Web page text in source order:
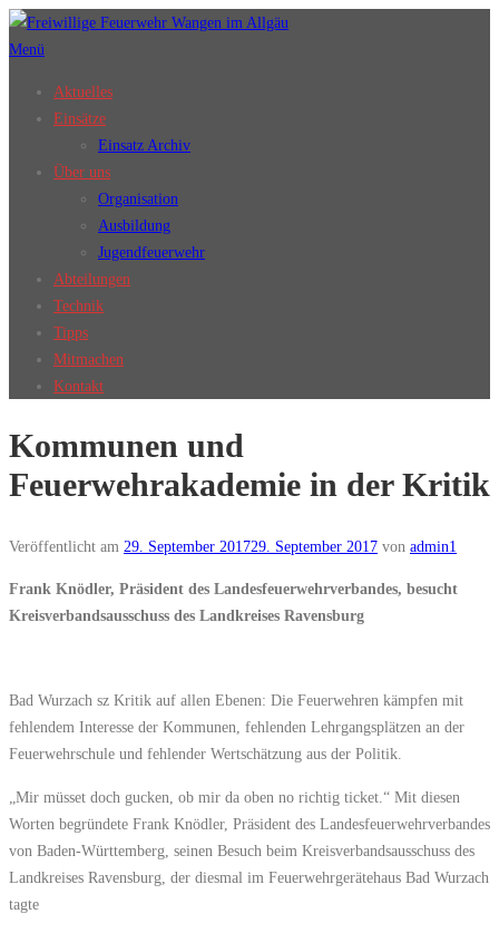
Zum
Inhalt
Menü
Aktuelles
Einsätze
Einsatz Archiv
Über uns
Organisation
Ausbildung
Jugendfeuerwehr
Abteilungen
Technik
Tipps
Mitmachen
Kontakt
Kommunen und
Feuerwehrakademie in der Kritik
Veröffentlicht am 29. September 201729. September 2017 von admin1
Frank Knödler, Präsident des Landesfeuerwehrverbandes, besucht
Kreisverbandsausschuss des Landkreises Ravensburg
Bad Wurzach sz Kritik auf allen Ebenen: Die Feuerwehren kämpfen mit
fehlendem Interesse der Kommunen, fehlenden Lehrgangsplätzen an der
Feuerwehrschule und fehlender Wertschätzung aus der Politik.
„Mir müsset doch gucken, ob mir da oben no richtig ticket.“ Mit diesen
Worten begründete Frank Knödler, Präsident des Landesfeuerwehrverbandes
von Baden-Württemberg, seinen Besuch beim Kreisverbandsausschuss des
Landkreises Ravensburg, der diesmal im Feuerwehrgerätehaus Bad Wurzach
tagte